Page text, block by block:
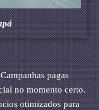
pagas
no momento certo.
otimizados para